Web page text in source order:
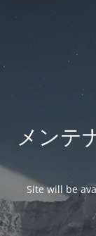
メンテ
Site will be